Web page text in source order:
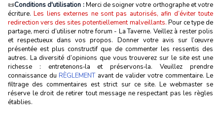
📜Conditions d'utilisation :Merci de soigner votre orthographe et votre
écriture.Les liens externes ne sont pas autorisés, afin d’éviter toute
redirection vers des sites potentiellement malveillants. Pour ce type de
partage, merci d’utiliser notre forum - La Taverne. Veillez à rester polis
et respectueux dans vos propos. Donner votre avis sur l’œuvre
présentée est plus constructif que de commenter les ressentis des
autres. La diversité d’opinions que vous trouverez sur le site est une
richesse : entretenons‑la et préservons‑la. Veuillez prendre
connaissance du RÈGLEMENTavant de valider votre commentaire. Le
filtrage des commentaires est strict sur ce site. Le webmaster se
réserve le droit de retirer tout message ne respectant pas les règles
établies.